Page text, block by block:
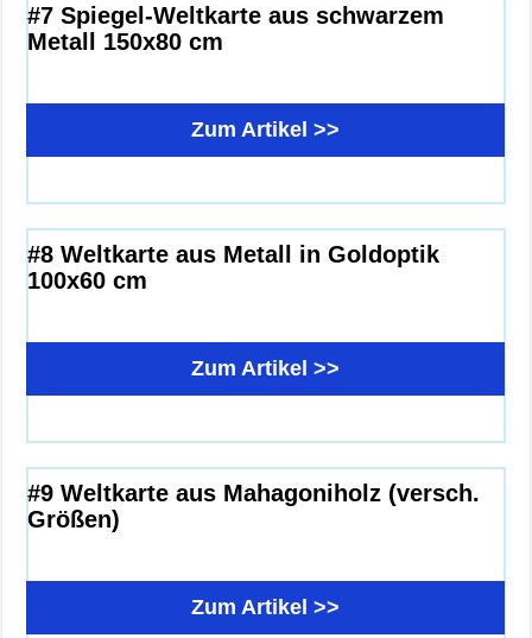
#7 Spiegel-Weltkarte aus schwarzem
Metall 150x80 cm
Zum Artikel >>
#8 Weltkarte aus Metall in Goldoptik
100x60 cm
Zum Artikel >>
#9 Weltkarte aus Mahagoniholz (versch.
Größen)
Zum Artikel >>